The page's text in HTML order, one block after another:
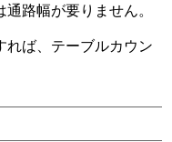
路幅が要りません。
れば、テーブルカウン